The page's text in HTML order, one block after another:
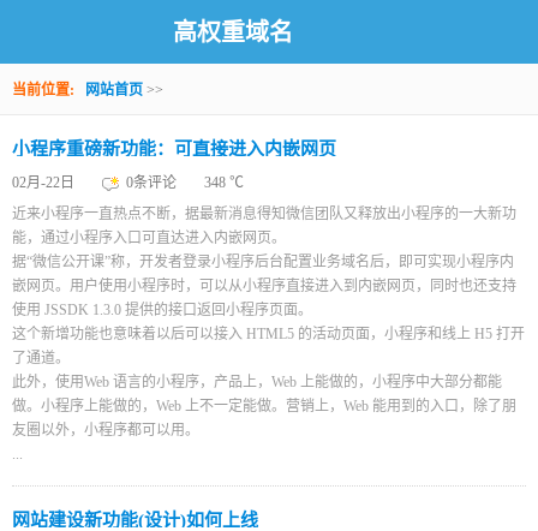
高权重域名
当前位置: 网站首页 >>
小程序重磅新功能：可直接进入内嵌网页
02月-22日 0条评论
348 ℃
近来小程序一直热点不断，据最新消息得知微信团队又释放出小程序的一大新功
能，通过小程序入口可直达进入内嵌网页。
据“微信公开课”称，开发者登录小程序后台配置业务域名后，即可实现小程序内
嵌网页。用户使用小程序时，可以从小程序直接进入到内嵌网页，同时也还支持
使用 JSSDK 1.3.0 提供的接口返回小程序页面。
这个新增功能也意味着以后可以接入 HTML5 的活动页面，小程序和线上 H5 打开
了通道。
此外，使用Web 语言的小程序，产品上，Web 上能做的，小程序中大部分都能
做。小程序上能做的，Web 上不一定能做。营销上，Web 能用到的入口，除了朋
友圈以外，小程序都可以用。
...
网站建设新功能(设计)如何上线